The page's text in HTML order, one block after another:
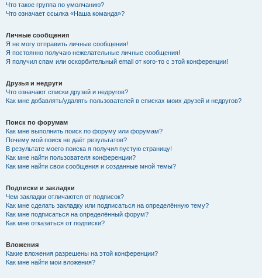
Что такое группа по умолчанию?
Что означает ссылка «Наша команда»?
Личные сообщения
Я не могу отправить личные сообщения!
Я постоянно получаю нежелательные личные сообщения!
Я получил спам или оскорбительный email от кого-то с этой конференции!
Друзья и недруги
Что означают списки друзей и недругов?
Как мне добавлять/удалять пользователей в списках моих друзей и недругов?
Поиск по форумам
Как мне выполнить поиск по форуму или форумам?
Почему мой поиск не даёт результатов?
В результате моего поиска я получил пустую страницу!
Как мне найти пользователя конференции?
Как мне найти свои сообщения и созданные мной темы?
Подписки и закладки
Чем закладки отличаются от подписок?
Как мне сделать закладку или подписаться на определённую тему?
Как мне подписаться на определённый форум?
Как мне отказаться от подписки?
Вложения
Какие вложения разрешены на этой конференции?
Как мне найти мои вложения?